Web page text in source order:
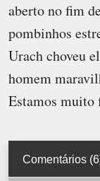
aberto no fim
pombinhos
Urach choveu
homem
Estamos muito
Comentários